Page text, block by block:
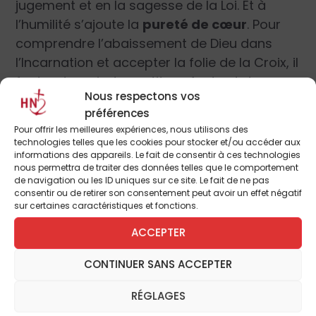
Nous respectons vos
préférences
Pour offrir les meilleures expériences, nous utilisons des
technologies telles que les cookies pour stocker et/ou accéder aux
informations des appareils. Le fait de consentir à ces technologies
nous permettra de traiter des données telles que le comportement
de navigation ou les ID uniques sur ce site. Le fait de ne pas
consentir ou de retirer son consentement peut avoir un effet négatif
sur certaines caractéristiques et fonctions.
ACCEPTER
CONTINUER SANS ACCEPTER
RÉGLAGES
jugement et en la sagesse de la Loi. Et à
l’humilité s’ajoute la pureté de cœur. Pour
comprendre l’abaissement de Dieu dans
l’Incarnation et accepter la folie de la Croix, il
faut redevenir des petits enfants et donc
renaître,
ce que Nicodème n’avait pas
encore compris. Cependant, au fond de son
cœur, il cherchait vraiment Jésus, car il
savait qu’il était le seul à pouvoir répondre à
sa question, qui est précisément et
justement la même que celle du jeune
homme riche : comment faire pour parvenir
au Royaume de Dieu ?
Le Pape nous fait réfléchir sur l’une des plus
belles phrases de l’Évangile :